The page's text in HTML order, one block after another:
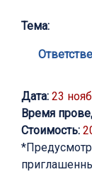
Тема:
Дата: 23
Время
Стоимость: